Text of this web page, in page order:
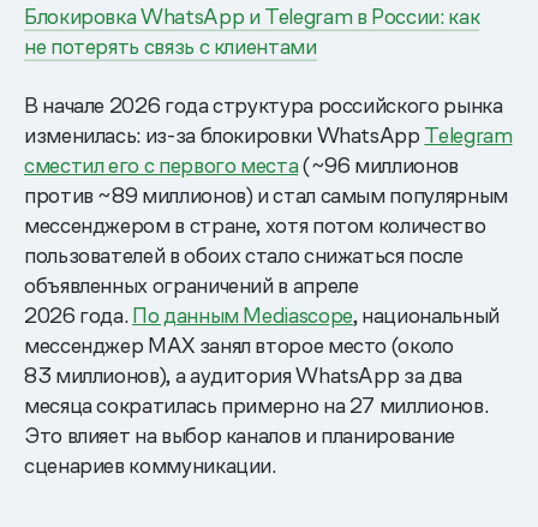
Блокировка WhatsApp и Telegram в России: как
не потерять связь с клиентами
В начале 2026 года структура российского рынка
изменилась: из-за блокировки WhatsApp Telegram
сместил его с первого места(~96 миллионов
против ~89 миллионов) и стал самым популярным
мессенджером в стране, хотя потом количество
пользователей в обоих стало снижаться после
объявленных ограничений в апреле
2026 года.По данным Mediascope, национальный
мессенджер MAX занял второе место (около
83 миллионов), а аудитория WhatsApp за два
месяца сократилась примерно на 27 миллионов.
Это влияет на выбор каналов и планирование
сценариев коммуникации.